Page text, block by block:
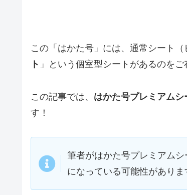
この「はかた号」には、通常シート
ト 」という個室型シートがあるのをご
この記事では、 はかた号プレミアム
す！
筆者がはかた号プレミアム
になっている可能性がありま